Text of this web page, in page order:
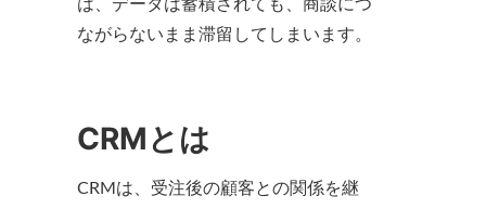
は、データは蓄積されても、商談につ
ながらないまま滞留してしまいます。
CRMとは
CRMは、受注後の顧客との関係を継